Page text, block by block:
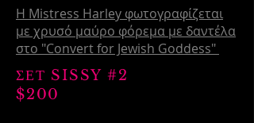
Η Mistress Harley φωτογραφίζεται
με χρυσό μαύρο φόρεμα με δαντέλα
στο "Convert for Jewish Goddess"
ΣΕΤ SISSY #2
$200